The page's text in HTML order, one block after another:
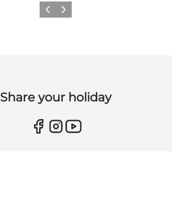
Previous
Next
Share your holiday